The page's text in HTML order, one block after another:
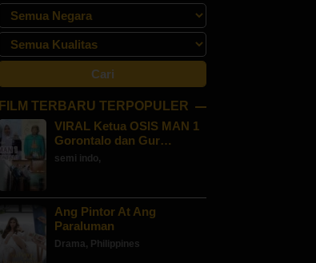
FILM TERBARU TERPOPULER
VIRAL Ketua OSIS MAN 1
Gorontalo dan Gur…
semi indo,
Ang Pintor At Ang
Paraluman
Drama, Philippines